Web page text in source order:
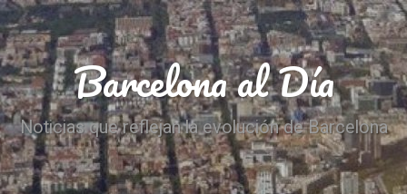
Barcelona al Día
Noticias que reflejan la evolución de Barcelona